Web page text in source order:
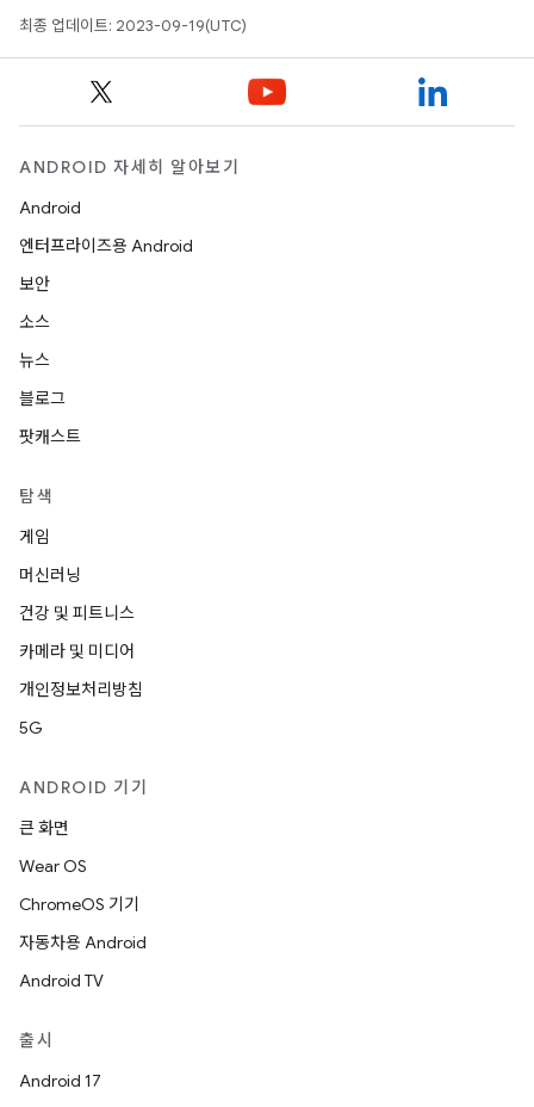
최종 업데이트: 2023-09-19(UTC)
ANDROID 자세히 알아보기
Android
엔터프라이즈용 Android
보안
소스
뉴스
블로그
팟캐스트
탐색
게임
머신러닝
건강 및 피트니스
카메라 및 미디어
개인정보처리방침
5G
ANDROID 기기
큰 화면
Wear OS
ChromeOS 기기
자동차용 Android
Android TV
출시
Android 17